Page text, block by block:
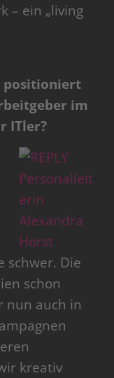
– ein „living
positioniert
im
ITler?
schwer. Die
schon
nun auch in
kreativ